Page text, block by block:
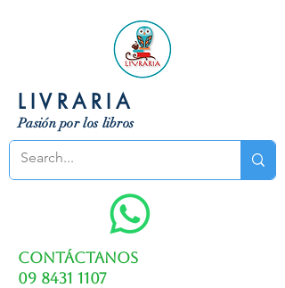
LIVRARIA
Pasión por los libros
Contáctanos
09 8431 1107